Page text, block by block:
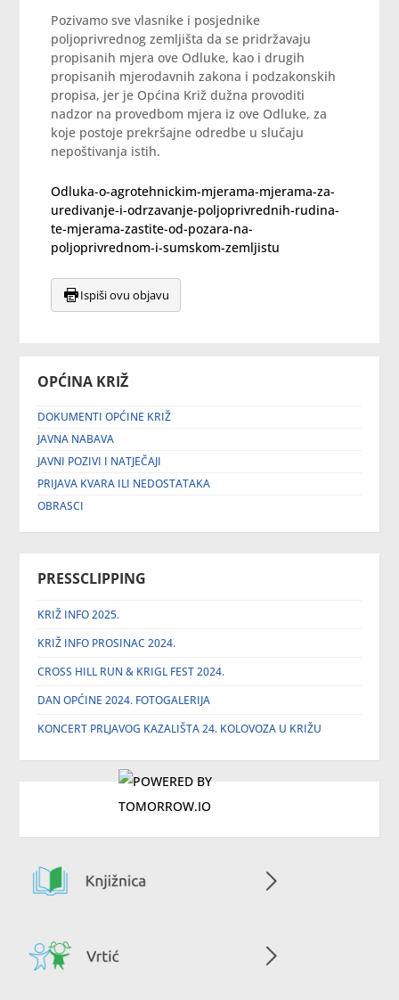
OPĆINA KRIŽ
DOKUMENTI OPĆINE KRIŽ
JAVNA NABAVA
JAVNI POZIVI I NATJEČAJI
PRIJAVA KVARA ILI NEDOSTATAKA
OBRASCI
PRESSCLIPPING
KRIŽ INFO 2025.
KRIŽ INFO PROSINAC 2024.
CROSS HILL RUN & KRIGL FEST 2024.
DAN OPĆINE 2024. FOTOGALERIJA
KONCERT PRLJAVOG KAZALIŠTA 24. KOLOVOZA U KRIŽU
Pozivamo sve vlasnike i posjednike
poljoprivrednog zemljišta da se pridržavaju
propisanih mjera ove Odluke, kao i drugih
propisanih mjerodavnih zakona i podzakonskih
propisa, jer je Općina Križ dužna provoditi
nadzor na provedbom mjera iz ove Odluke, za
koje postoje prekršajne odredbe u slučaju
nepoštivanja istih.
Odluka-o-agrotehnickim-mjerama-mjerama-za-
uredivanje-i-odrzavanje-poljoprivrednih-rudina-
te-mjerama-zastite-od-pozara-na-
poljoprivrednom-i-sumskom-zemljistu
Ispiši ovu objavu